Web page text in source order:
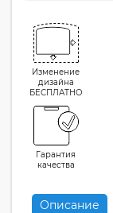
Изменение
дизайна
БЕСПЛАТНО
Гарантия
качества
Описание